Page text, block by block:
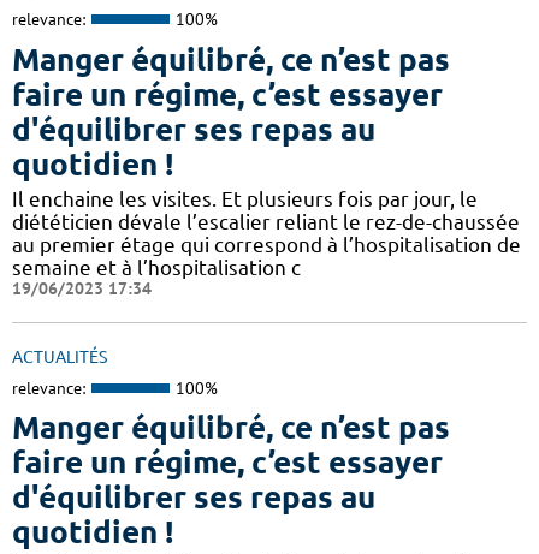
relevance: 100%
Manger équilibré, ce n’est pas
faire un régime, c’est essayer
d'équilibrer ses repas au
quotidien !
Il enchaine les visites. Et plusieurs fois par jour, le
diététicien dévale l’escalier reliant le rez-de-chaussée
au premier étage qui correspond à l’hospitalisation de
semaine et à l’hospitalisation c
19/06/2023 17:34
ACTUALITÉS
relevance: 100%
Manger équilibré, ce n’est pas
faire un régime, c’est essayer
d'équilibrer ses repas au
quotidien !